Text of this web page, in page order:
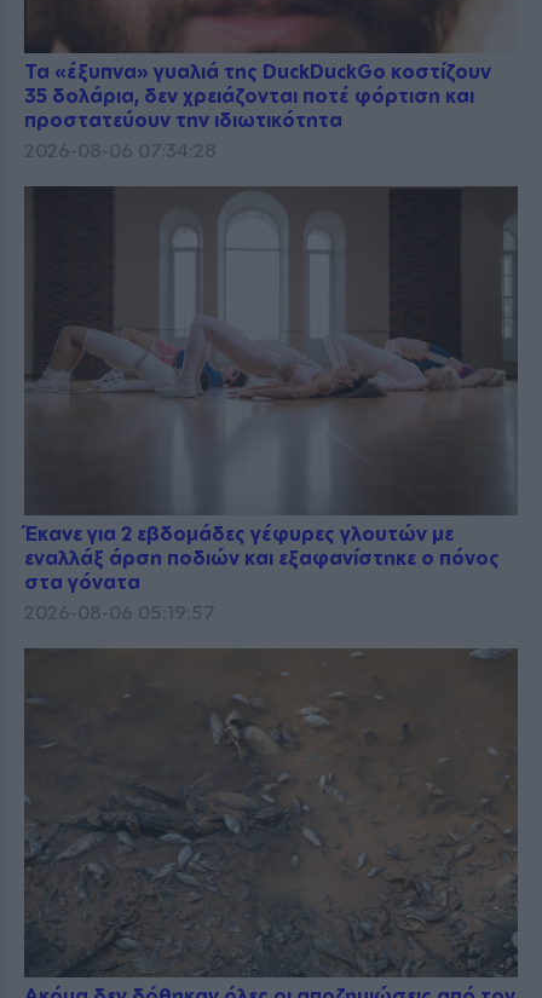
Τα «έξυπνα» γυαλιά της DuckDuckGo κοστίζουν
35 δολάρια, δεν χρειάζονται ποτέ φόρτιση και
προστατεύουν την ιδιωτικότητα
2026-08-06 07:34:28
Έκανε για 2 εβδομάδες γέφυρες γλουτών με
εναλλάξ άρση ποδιών και εξαφανίστηκε ο πόνος
στα γόνατα
2026-08-06 05:19:57